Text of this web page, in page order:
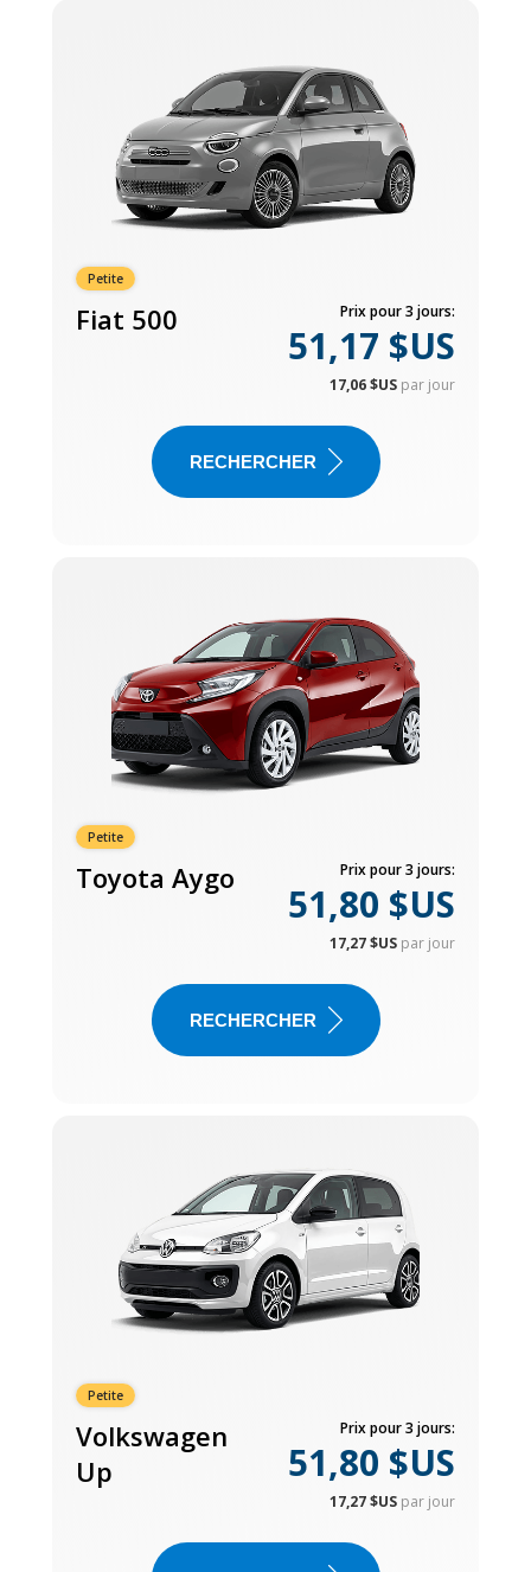
Petite
Fiat 500 Prix pour 3 jours:
51,17 $US
17,06 $US par jour
RECHERCHER
Petite
Toyota Aygo Prix pour 3 jours:
51,80 $US
17,27 $US par jour
RECHERCHER
Petite
Volkswagen
Up
Prix pour 3 jours:
51,80 $US
17,27 $US par jour